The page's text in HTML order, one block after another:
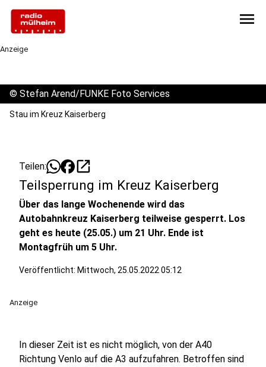
menu
Anzeige
© Stefan Arend/FUNKE Foto Services
Stau im Kreuz Kaiserberg
Teilen: open_in_new
Teilsperrung im Kreuz Kaiserberg
Über das lange Wochenende wird das
Autobahnkreuz Kaiserberg teilweise gesperrt. Los
geht es heute (25.05.) um 21 Uhr. Ende ist
Montagfrüh um 5 Uhr.
Veröffentlicht: Mittwoch, 25.05.2022 05:12
Anzeige
In dieser Zeit ist es nicht möglich, von der A40
Richtung Venlo auf die A3 aufzufahren. Betroffen sind